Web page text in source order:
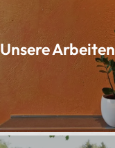
Unsere Arbeiten